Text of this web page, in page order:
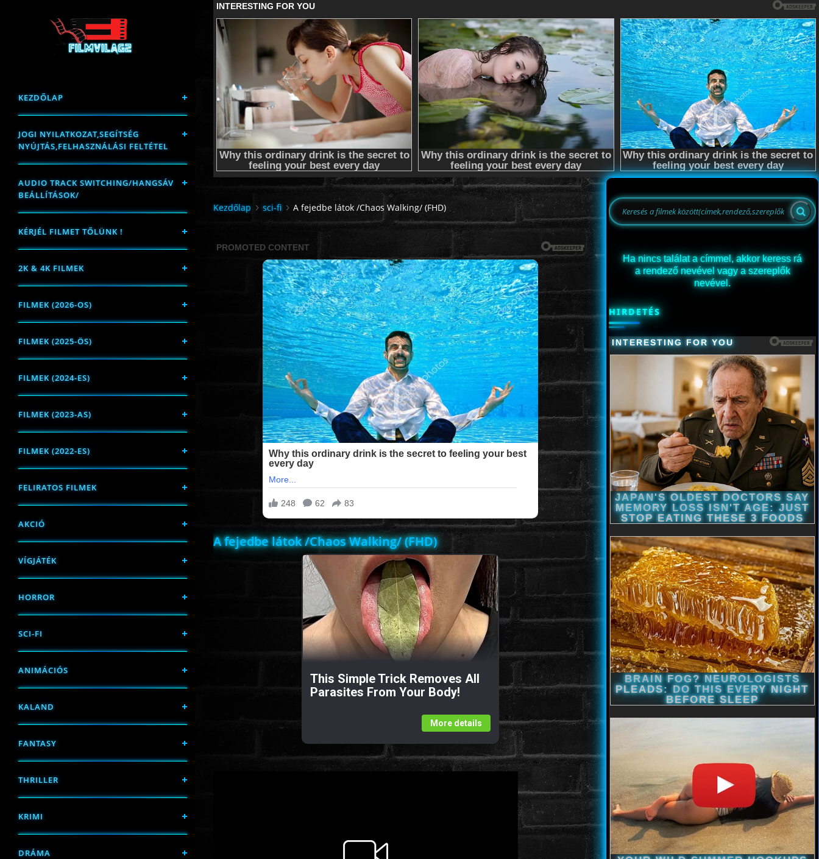
KEZDŐLAP
JOGI NYILATKOZAT,SEGÍTSÉG
NYÚJTÁS,FELHASZNÁLÁSI FELTÉTEL
AUDIO TRACK SWITCHING/HANGSÁV
BEÁLLÍTÁSOK/
KÉRJÉL FILMET TŐLÜNK !
2K & 4K FILMEK
FILMEK (2026-OS)
FILMEK (2025-ÖS)
FILMEK (2024-ES)
FILMEK (2023-AS)
FILMEK (2022-ES)
FELIRATOS FILMEK
AKCIÓ
VÍGJÁTÉK
HORROR
SCI-FI
ANIMÁCIÓS
KALAND
FANTASY
THRILLER
KRIMI
DRÁMA
Kezdőlap sci-fi A fejedbe látok /Chaos Walking/ (FHD)
A fejedbe látok /Chaos Walking/ (FHD)
This Simple Trick Removes All
Parasites From Your Body!
More details
Ha nincs találat a címmel, akkor keress rá
a rendező nevével vagy a szereplők
nevével.
HIRDETÉS